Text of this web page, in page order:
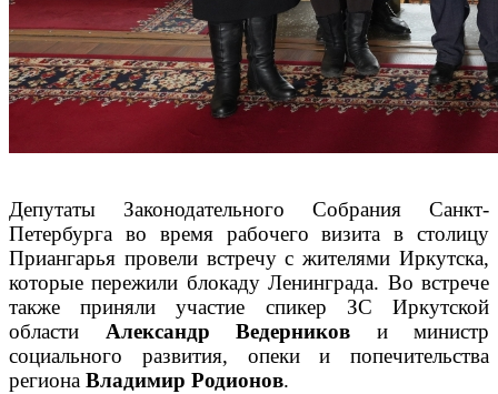
Депутаты Законодательного Собрания Санкт-
Петербурга во время рабочего визита в столицу
Приангарья провели встречу с жителями Иркутска,
которые пережили блокаду Ленинграда. Во встрече
также приняли участие спикер ЗС Иркутской
области Александр Ведерников и министр
социального развития, опеки и попечительства
региона Владимир Родионов.